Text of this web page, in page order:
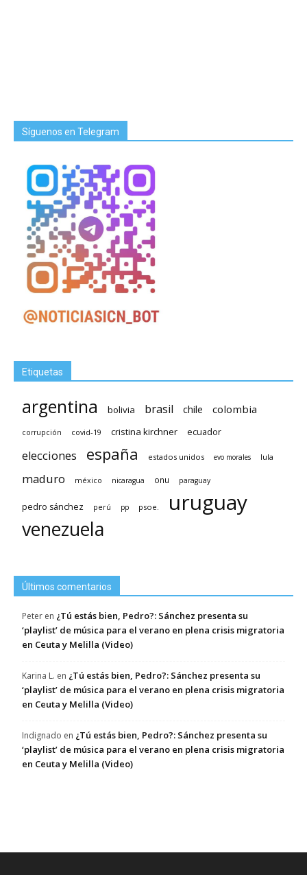
Síguenos en Telegram
Etiquetas
argentina bolivia brasil chile colombia
corrupción covid-19 cristina kirchner ecuador
elecciones españa estados unidos evo morales lula
maduro méxico nicaragua onu paraguay
pedro sánchez perú pp psoe. uruguay
venezuela
Últimos comentarios
Peter en ¿Tú estás bien, Pedro?: Sánchez presenta su
‘playlist’ de música para el verano en plena crisis migratoria
en Ceuta y Melilla (Video)
Karina L. en ¿Tú estás bien, Pedro?: Sánchez presenta su
‘playlist’ de música para el verano en plena crisis migratoria
en Ceuta y Melilla (Video)
Indignado en ¿Tú estás bien, Pedro?: Sánchez presenta su
‘playlist’ de música para el verano en plena crisis migratoria
en Ceuta y Melilla (Video)